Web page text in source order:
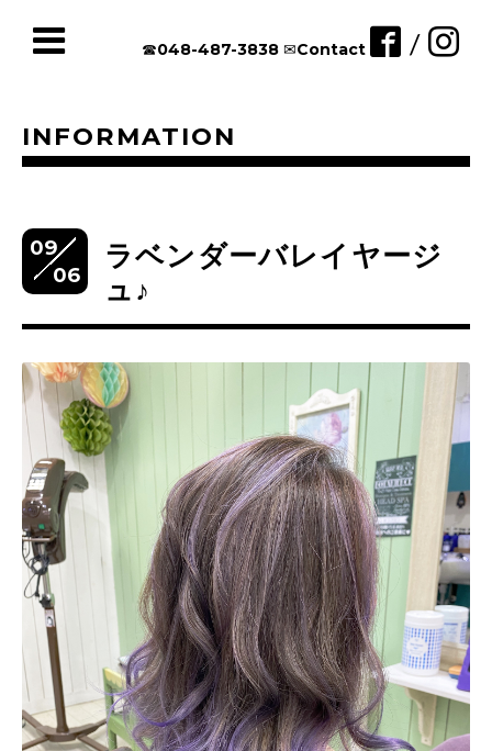
☎︎048-487-3838 ✉︎Contact /
INFORMATION
09
06
ラベンダーバレイヤージ
ュ♪